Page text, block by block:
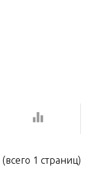
1 страниц)